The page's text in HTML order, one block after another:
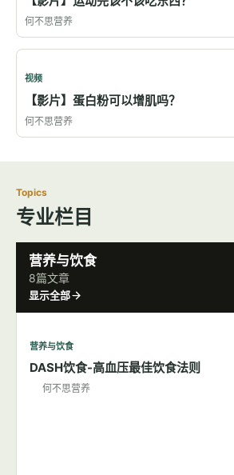
何不思营养
视频
【影片】蛋白粉可以增肌吗？
何不思营养
Topics
专业栏目
营养与饮食
8篇文章
显示全部
营养与饮食
DASH饮食-高血压最佳饮食法则
何不思营养